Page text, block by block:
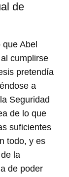
de
Abel
cumplirse
pretendía
a
Seguridad
de lo que
suficientes
todo, y es
la
de poder